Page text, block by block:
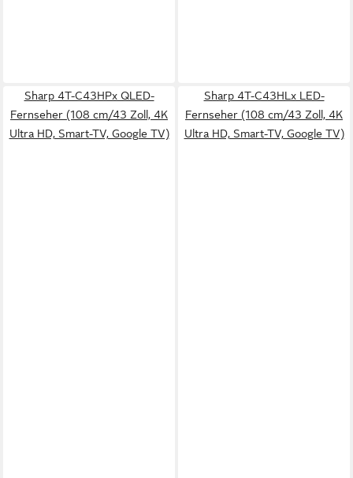
Sharp 4T-C43HPx QLED-
Fernseher (108 cm/43 Zoll, 4K
Ultra HD, Smart-TV, Google TV)
Sharp 4T-C43HLx LED-
Fernseher (108 cm/43 Zoll, 4K
Ultra HD, Smart-TV, Google TV)